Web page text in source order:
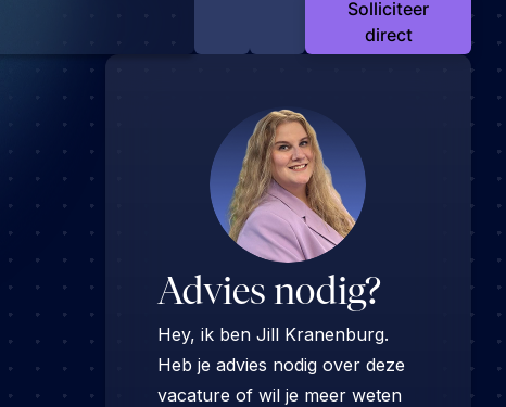
Solliciteer
direct
Advies nodig?
Hey, ik ben Jill Kranenburg.
Heb je advies nodig over deze
vacature of wil je meer weten